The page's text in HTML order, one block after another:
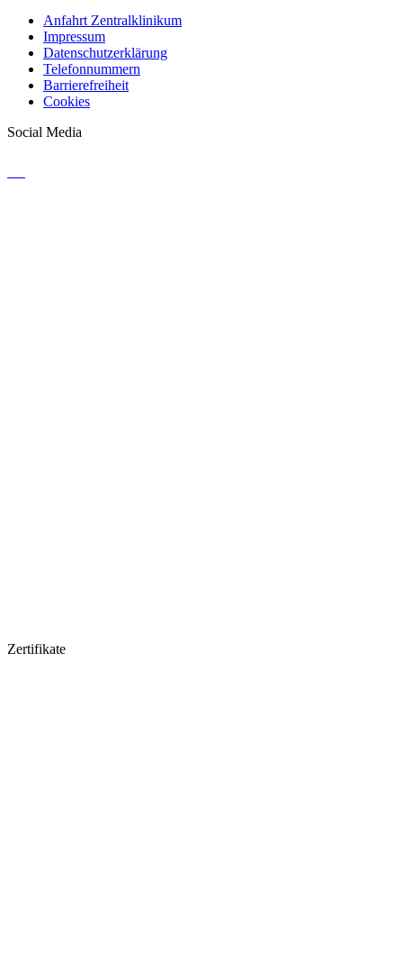
Anfahrt Zentralklinikum
Impressum
Datenschutzerklärung
Telefonnummern
Barrierefreiheit
Cookies
Social Media
Zertifikate